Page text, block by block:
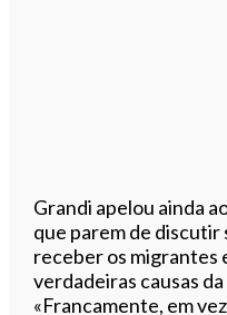
Grandi apelou ainda
que parem de discutir
receber os migrantes
verdadeiras causas
«Francamente, em